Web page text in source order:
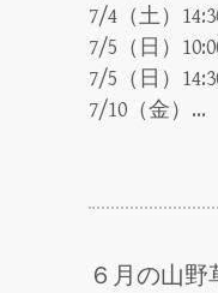
7/4（土）
7/5（日）
7/5（日）
7/10（金）...
６月の山